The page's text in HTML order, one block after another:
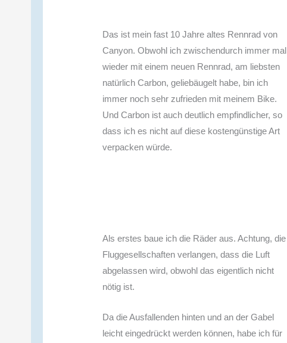
Das ist mein fast 10 Jahre altes Rennrad von
Canyon. Obwohl ich zwischendurch immer mal
wieder mit einem neuen Rennrad, am liebsten
natürlich Carbon, geliebäugelt habe, bin ich
immer noch sehr zufrieden mit meinem Bike.
Und Carbon ist auch deutlich empfindlicher, so
dass ich es nicht auf diese kostengünstige Art
verpacken würde.
Als erstes baue ich die Räder aus. Achtung, die
Fluggesellschaften verlangen, dass die Luft
abgelassen wird, obwohl das eigentlich nicht
nötig ist.
Da die Ausfallenden hinten und an der Gabel
leicht eingedrückt werden können, habe ich für